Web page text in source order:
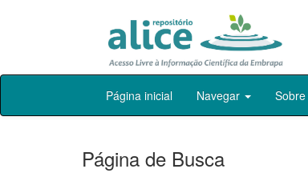
Skip
Página inicial Navegar Sobre
Página de Busca